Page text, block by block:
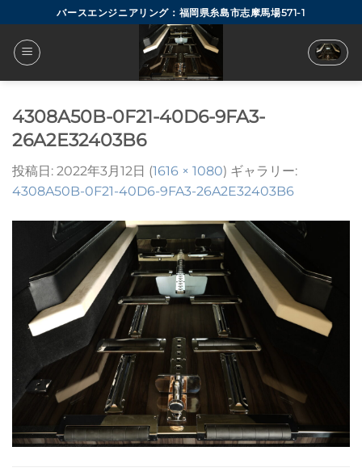
to
content
バースエンジニアリング：福岡県糸島市志摩馬場571-1
4308A50B-0F21-40D6-9FA3-
26A2E32403B6
投稿日: 2022年3月12日 (1616 × 1080) ギャラリー:
4308A50B-0F21-40D6-9FA3-26A2E32403B6